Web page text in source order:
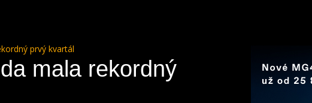
prvý kvartál
mala rekordný